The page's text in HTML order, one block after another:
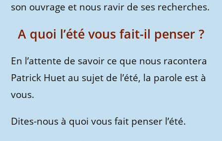
son ouvrage et nous ravir de ses recherches.
A quoi l’été vous fait-il penser ?
En l’attente de savoir ce que nous racontera
Patrick Huet au sujet de l’été, la parole est à
vous.
Dites-nous à quoi vous fait penser l’été.